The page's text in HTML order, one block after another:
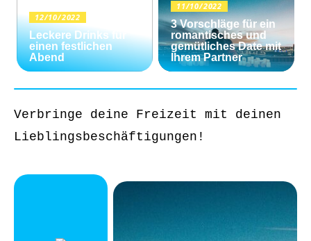
12/10/2022
Leckere Drinks für
einen festlichen
Abend
11/10/2022
3 Vorschläge für ein
romantisches und
gemütliches Date mit
Ihrem Partner
Verbringe deine Freizeit mit deinen
Lieblingsbeschäftigungen!